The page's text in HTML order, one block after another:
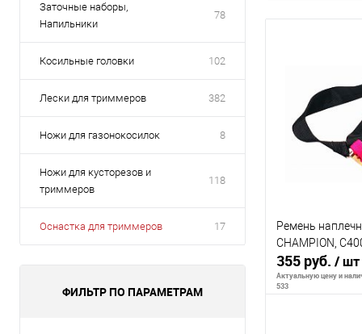
Заточные наборы,
Напильники
78
Косильные головки 102
Лески для триммеров 382
Ножи для газонокосилок 8
Ножи для кусторезов и
триммеров
118
Оснастка для триммеров 17
ФИЛЬТР ПО ПАРАМЕТРАМ
Ремень
CHAMPION,
355 руб. / шт
Актуальную цену и
533